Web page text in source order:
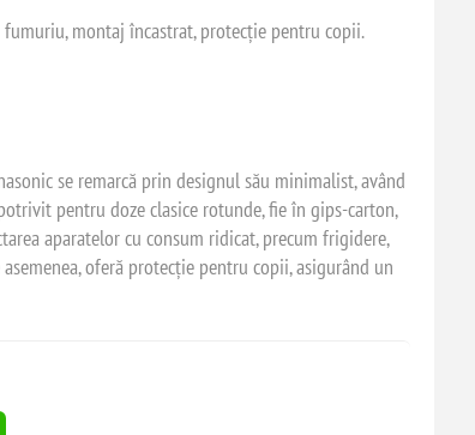
fumuriu, montaj încastrat, protecție pentru copii.
se remarcă prin designul său minimalist, având
pentru doze clasice rotunde, fie în gips-carton,
aparatelor cu consum ridicat, precum frigidere,
oferă protecție pentru copii, asigurând un